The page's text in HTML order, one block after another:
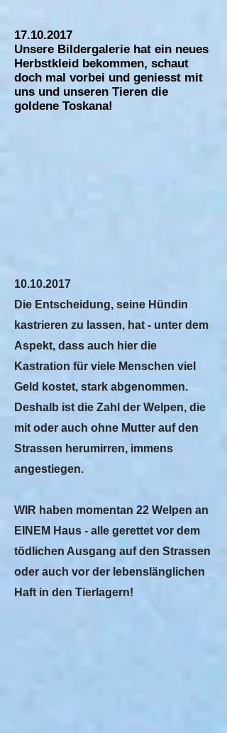
17.10.2017
Unsere Bildergalerie hat ein neues
Herbstkleid bekommen, schaut
doch mal vorbei und geniesst mit
uns und unseren Tieren die
goldene Toskana!
10.10.2017
Die Entscheidung, seine Hündin
kastrieren zu lassen, hat - unter dem
Aspekt, dass auch hier die
Kastration für viele Menschen viel
Geld kostet, stark abgenommen.
Deshalb ist die Zahl der Welpen, die
mit oder auch ohne Mutter auf den
Strassen herumirren, immens
angestiegen.
WIR haben momentan 22 Welpen an
EINEM Haus - alle gerettet vor dem
tödlichen Ausgang auf den Strassen
oder auch vor der lebenslänglichen
Haft in den Tierlagern!